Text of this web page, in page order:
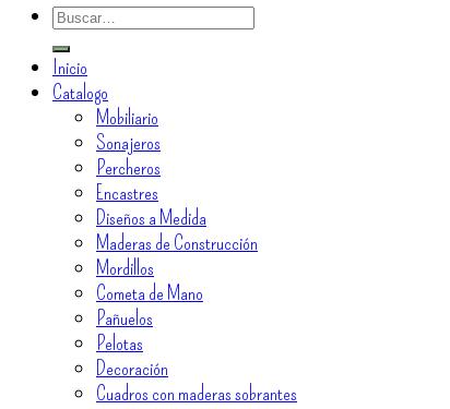
Buscar
por:
Inicio
Catalogo
Mobiliario
Sonajeros
Percheros
Encastres
Diseños a Medida
Maderas de Construcción
Mordillos
Cometa de Mano
Pañuelos
Pelotas
Decoración
Cuadros con maderas sobrantes